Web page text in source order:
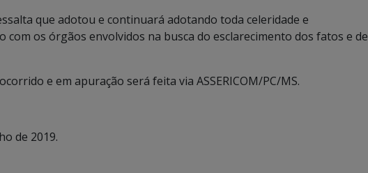
que adotou e continuará adotando toda celeridade e
com os órgãos envolvidos na busca do esclarecimento dos fatos e de
e em apuração será feita via ASSERICOM/PC/MS.
de 2019.